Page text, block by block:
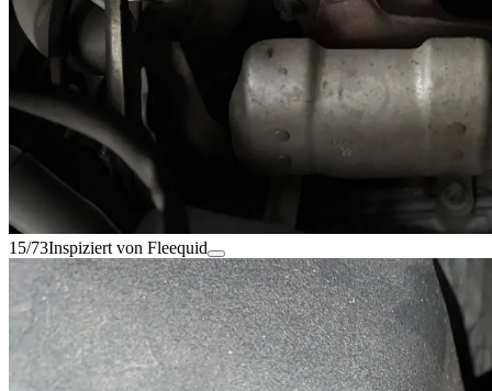
15/73Inspiziert von Fleequid